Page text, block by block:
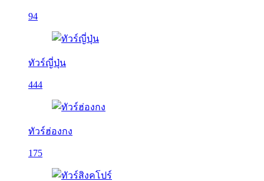
94
ทัวร์ญี่ปุ่น
444
ทัวร์ฮ่องกง
175